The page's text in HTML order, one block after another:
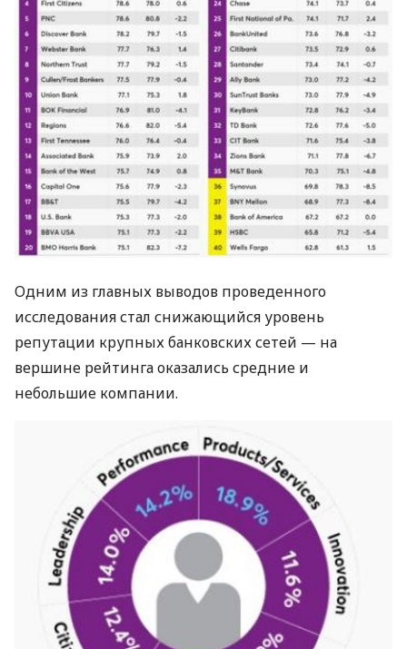
Одним из главных выводов проведенного
исследования стал снижающийся уровень
репутации крупных банковских сетей — на
вершине рейтинга оказались средние и
небольшие компании.